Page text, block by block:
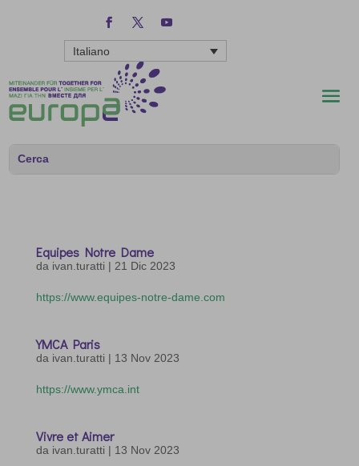
Italiano
Equipes Notre Dame
da ivan.turatti | 21 Dic 2023
https://www.equipes-notre-dame.com
YMCA Paris
da ivan.turatti | 13 Nov 2023
https://www.ymca.int
Vivre et Aimer
da ivan.turatti | 13 Nov 2023